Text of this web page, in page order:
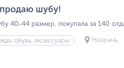
шубу!
40-44 размер, покупала за 140
обувь, аксессуары Назрань